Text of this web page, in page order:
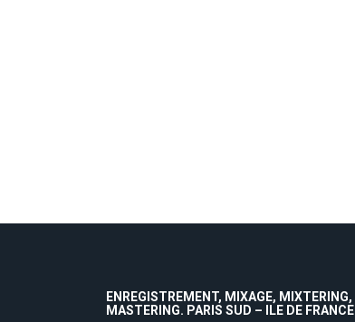
ENREGISTREMENT, MIXAGE, MIXTERING,
MASTERING. PARIS SUD – ILE DE FRANCE